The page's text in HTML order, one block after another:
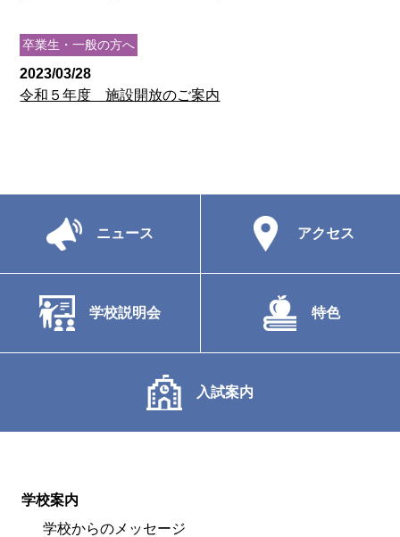
卒業生・一般の方へ
2023/03/28
令和５年度 施設開放のご案内
ニュース アクセス
学校説明会 特色
入試案内
学校案内
学校からのメッセージ